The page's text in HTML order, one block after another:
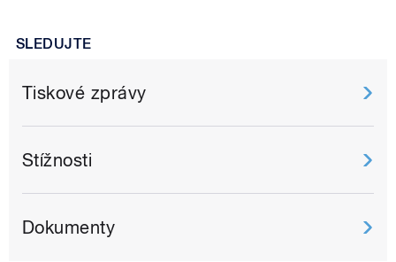
SLEDUJTE
Tiskové zprávy
Stížnosti
Dokumenty